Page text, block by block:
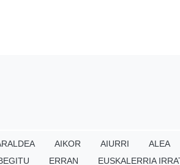
AIKOR AIURRI ALEA
ERRAN EUSKALERRIA